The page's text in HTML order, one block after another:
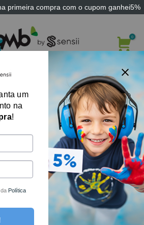
primeira compra com o cupom ganhei5%
Ratinho no Queijo
um
na
!
Política